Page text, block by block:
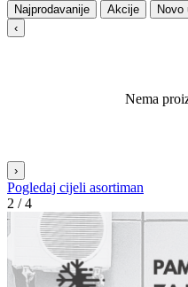
Najprodavanije Akcije
Novo
‹
Nema
›
Pogledaj cijeli asortiman
3 / 4